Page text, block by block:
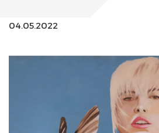
04.05.2022